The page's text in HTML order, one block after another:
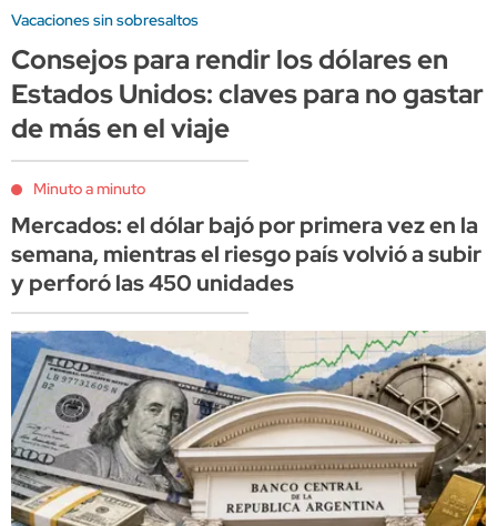
Vacaciones sin sobresaltos
Consejos para rendir los dólares en
Estados Unidos: claves para no gastar
de más en el viaje
Minuto a minuto
Mercados: el dólar bajó por primera vez en la
semana, mientras el riesgo país volvió a subir
y perforó las 450 unidades